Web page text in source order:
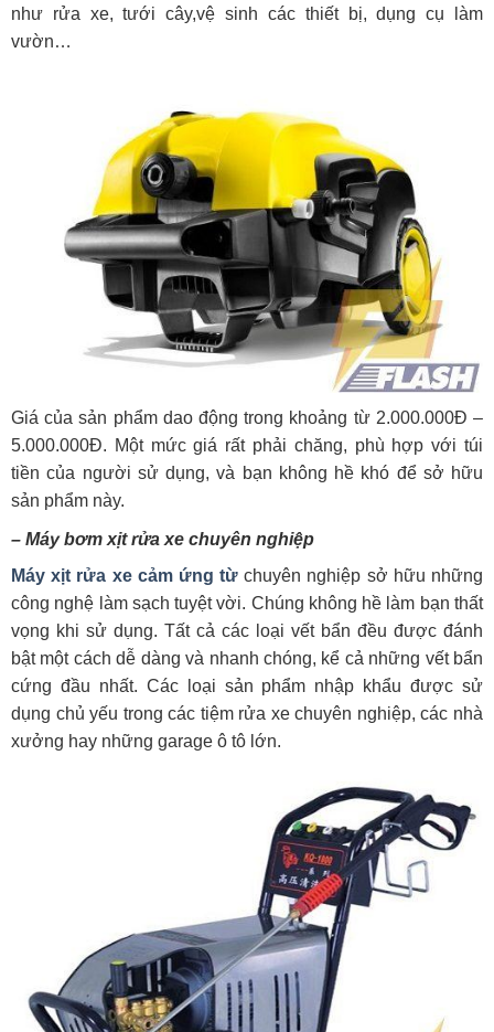
như rửa xe, tưới cây,vệ sinh các thiết bị, dụng cụ làm
vườn…
Giá của sản phẩm dao động trong khoảng từ 2.000.000Đ –
5.000.000Đ. Một mức giá rất phải chăng, phù hợp với túi
tiền của người sử dụng, và bạn không hề khó để sở hữu
sản phẩm này.
– Máy bơm xịt rửa xe chuyên nghiệp
Máy xịt rửa xe cảm ứng từ chuyên nghiệp sở hữu những
công nghệ làm sạch tuyệt vời. Chúng không hề làm bạn thất
vọng khi sử dụng. Tất cả các loại vết bẩn đều được đánh
bật một cách dễ dàng và nhanh chóng, kể cả những vết bẩn
cứng đầu nhất. Các loại sản phẩm nhập khẩu được sử
dụng chủ yếu trong các tiệm rửa xe chuyên nghiệp, các nhà
xưởng hay những garage ô tô lớn.